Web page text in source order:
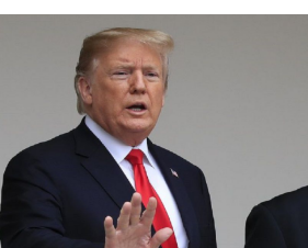
في السابع من تشرين الأول الذي
دولية أخرى رحلاتها من وإلى
والعراق وإيران، على خلفية تصاعد التوتر
رئيس المكتب السياسي لحماس في
بارز في الحزب بغارة إسرائيلية
الاثنين الماضي، أنها ستوقف